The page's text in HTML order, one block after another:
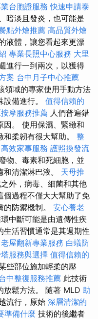
台胞證服務 快速申請泰
暗淡且發炎，也可能是
點外燴推薦 高品質外燴
液體，讓您看起來更漂
專業長照中心服務 大里
進行一到兩次，以獲得
案 台中月子中心推薦
領域的專家使用手動方法
備進行。 值得信賴的
摩服務推薦 人們普遍錯
因。 使用保濕、緊緻和
柔韌有很大幫助。 整
高效家事服務 護照換發流
物、毒素和死細胞，並
清潔淋巴液。 天母推
外，病毒、細菌和其他
個過程不僅大大幫助了免
防禦機制。 安心養老
中斷可能是由遺傳性疾
生活習慣通常是其週期性
老屋翻新專業服務 白蟻防
服務與選擇 值得信賴的
些部位施加輕柔的壓
中整復服務推薦 此技術
放鬆方法。 隨著 MLD 助
流行，原始 深層清潔的
準備什麼 技術的後繼者